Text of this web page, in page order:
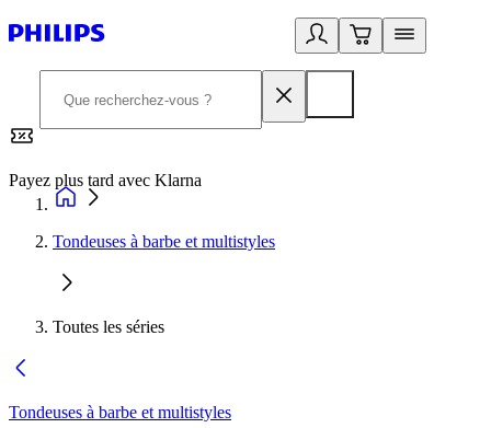
Payez plus tard avec Klarna
Tondeuses à barbe et multistyles
Toutes les séries
Tondeuses à barbe et multistyles